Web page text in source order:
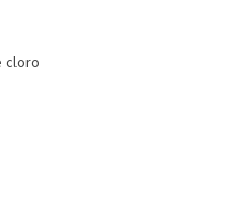
cloro